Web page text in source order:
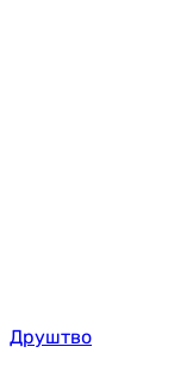
Друштво